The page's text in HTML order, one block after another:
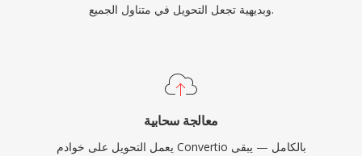
وبديهية تجعل التحويل في متناول الجميع.
معالجة سحابية
يعمل التحويل على خوادم Convertio بالكامل — يبقى